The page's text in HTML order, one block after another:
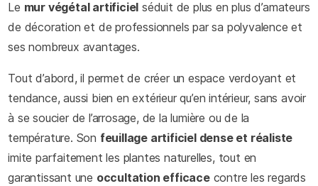
Le mur végétal artificiel séduit de plus en plus d’amateurs
de décoration et de professionnels par sa polyvalence et
ses nombreux avantages.
Tout d’abord, il permet de créer un espace verdoyant et
tendance, aussi bien en extérieur qu’en intérieur, sans avoir
à se soucier de l’arrosage, de la lumière ou de la
température. Son feuillage artificiel dense et réaliste
imite parfaitement les plantes naturelles, tout en
garantissant une occultation efficacecontre les regards